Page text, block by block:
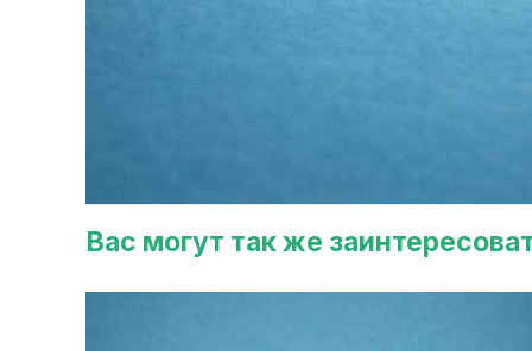
Вас могут так же